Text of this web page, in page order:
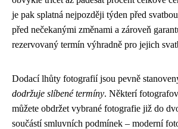
je pak splatná nejpozději týden před
před nečekanými změnami a zároveň
rezervovaný termín výhradně pro jejich
Dodací lhůty fotografií jsou pevně
dodržuje slíbené termíny. Některí
můžete obdržet vybrané fotografie již do
součástí smluvních podmínek – moderní